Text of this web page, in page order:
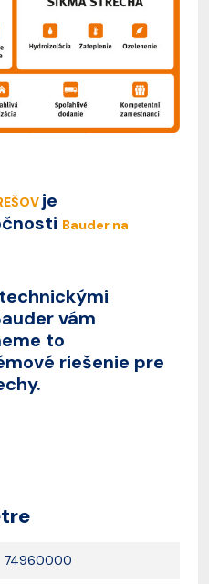
je
Bauder na
vám
to
riešenie pre
74960000